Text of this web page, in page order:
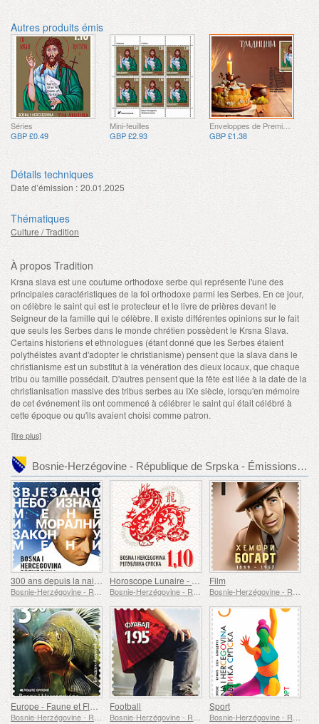
Autres produits émis
Séries
GBP £0.49
Mini-feuilles
GBP £2.93
Enveloppes de Premier Jour
GBP £1.38
Détails techniques
Date d’émission : 20.01.2025
Thématiques
Culture / Tradition
À propos Tradition
Krsna slava est une coutume orthodoxe serbe qui représente l'une des
principales caractéristiques de la foi orthodoxe parmi les Serbes. En ce jour,
on célèbre le saint qui est le protecteur et le livre de prières devant le
Seigneur de la famille qui le célèbre. Il existe différentes opinions sur le fait
que seuls les Serbes dans le monde chrétien possèdent le Krsna Slava.
Certains historiens et ethnologues (étant donné que les Serbes étaient
polythéistes avant d'adopter le christianisme) pensent que la slava dans le
christianisme est un substitut à la vénération des dieux locaux, que chaque
tribu ou famille possédait. D'autres pensent que la fête est liée à la date de la
christianisation massive des tribus serbes au IXe siècle, lorsqu'en mémoire
de cet événement ils ont commencé à célébrer le saint qui était célébré à
cette époque ou qu'ils avaient choisi comme patron.
[lire plus]
Bosnie-Herzégovine - République de Srpska - Émissions de timbre recommandées
300 ans depuis la naissance d'Emmanuel Kant Horoscope Lunaire - Année du Dragon Film
Europe - Faune et Flore Sous-Marines
Bosnie-Herzégovine - République de Srpska
Football Sport